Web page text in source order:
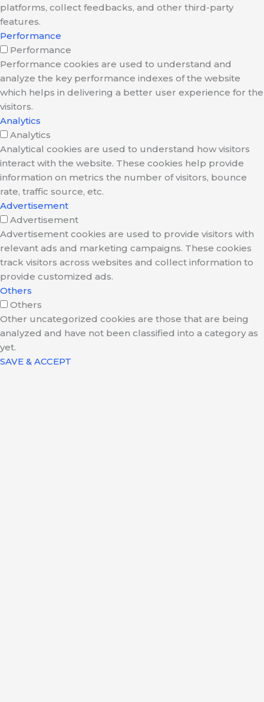
platforms, collect feedbacks, and other third-party
features.
Performance
Performance
Performance cookies are used to understand and
analyze the key performance indexes of the website
which helps in delivering a better user experience for the
visitors.
Analytics
Analytics
Analytical cookies are used to understand how visitors
interact with the website. These cookies help provide
information on metrics the number of visitors, bounce
rate, traffic source, etc.
Advertisement
Advertisement
Advertisement cookies are used to provide visitors with
relevant ads and marketing campaigns. These cookies
track visitors across websites and collect information to
provide customized ads.
Others
Others
Other uncategorized cookies are those that are being
analyzed and have not been classified into a category as
yet.
SAVE & ACCEPT